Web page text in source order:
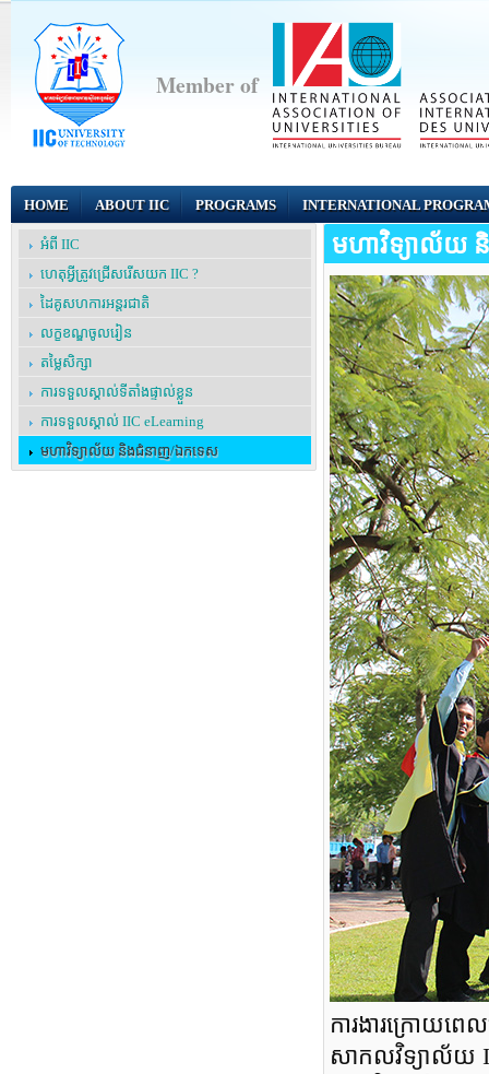
Member of
HOME ABOUT IIC PROGRAMS INTERNATIONAL
អំពី IIC
ហេតុអ្វីត្រូវជ្រើសរើសយក IIC ?
ដៃគូសហការអន្តរជាតិ
លក្ខខណ្ឌចូលរៀន
តម្លៃសិក្សា
ការទទួលស្គាល់ទីតាំងផ្ទាល់ខ្លួន
ការទទួលស្គាល់ IIC eLearning
មហាវិទ្យាល័យ និងជំនាញ/ឯកទេស
មហាវិទ្យាល័យ
ការងារក្រោយព
សាកលវិទ្យាល័យ